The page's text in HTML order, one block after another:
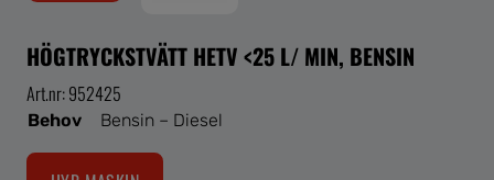
HÖGTRYCKSTVÄTT HETV <25 L/ MIN, BENSIN
Art.nr: 952425
Behov Bensin – Diesel